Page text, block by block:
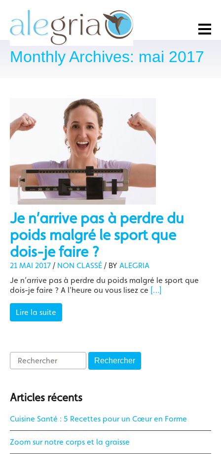
Monthly Archives: mai 2017
Je n’arrive pas à perdre du
poids malgré le sport que
dois-je faire ?
21 MAI 2017 / NON CLASSÉ / BY ALEGRIA
Je n’arrive pas à perdre du poids malgré le sport que
dois-je faire ? A l’heure ou vous lisez ce […]
Lire la suite
Rechercher
Articles récents
Cuisine Santé : 5 Recettes pour un Cœur en Forme
Zoom sur notre corps et la graisse